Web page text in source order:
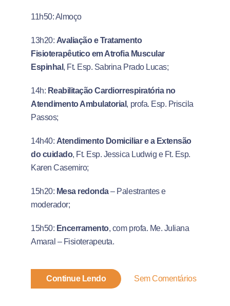
11h50: Almoço
13h20: Avaliação e Tratamento
Fisioterapêutico em Atrofia Muscular
Espinhal , Ft. Esp. Sabrina Prado Lucas;
14h: Reabilitação Cardiorrespiratória no
Atendimento Ambulatorial , profa. Esp. Priscila
Passos;
14h40: Atendimento Domiciliar e a Extensão
do cuidado, Ft. Esp. Jessica Ludwig e Ft. Esp.
Karen Casemiro;
15h20: Mesa redonda– Palestrantes e
moderador;
15h50: Encerramento, com profa. Me. Juliana
Amaral – Fisioterapeuta.
Continue Lendo Sem Comentários